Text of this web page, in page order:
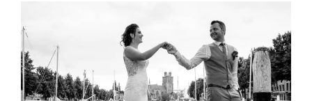
KOST
HET
VASTLEGGEN
JULLIE